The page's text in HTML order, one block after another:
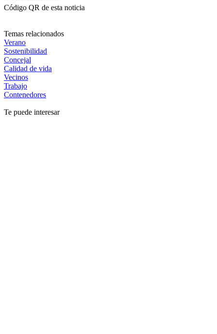
Código QR de esta noticia
Temas relacionados
Verano
Sostenibilidad
Concejal
Calidad de vida
Vecinos
Trabajo
Contenedores
Te puede interesar